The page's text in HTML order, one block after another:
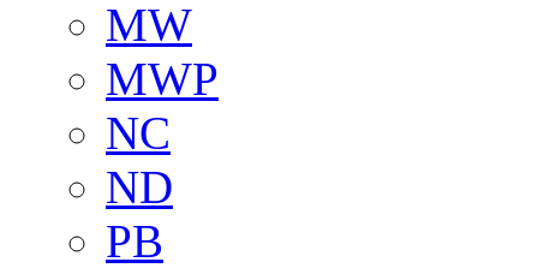
MW
MWP
NC
ND
PB